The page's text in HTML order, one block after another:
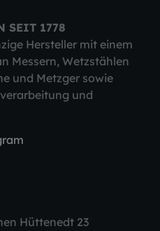
SEIT 1778
Hersteller mit einem
Messern, Wetzstählen
und Metzger sowie
und
Hüttenedt 23